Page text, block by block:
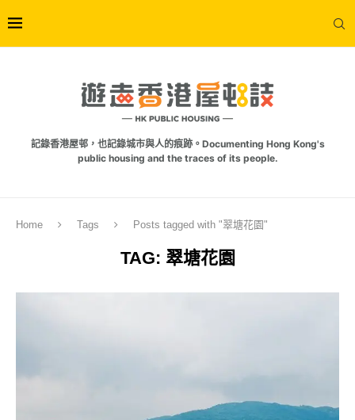
記錄香港屋邨，也記錄城市與人的痕跡。Documenting Hong Kong's
public housing and the traces of its people.
Home Tags Posts tagged with "翠塘花園"
TAG: 翠塘花園